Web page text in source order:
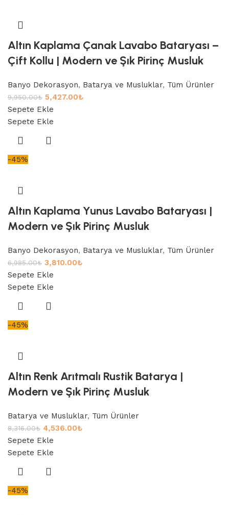
Altın Kaplama Çanak Lavabo Bataryası –
Çift Kollu | Modern ve Şık Pirinç Musluk
Banyo Dekorasyon, Batarya ve Musluklar, Tüm Ürünler
9,950.00₺ 5,427.00₺
Sepete Ekle
Sepete Ekle
-45%
Altın Kaplama Yunus Lavabo Bataryası |
Modern ve Şık Pirinç Musluk
Banyo Dekorasyon, Batarya ve Musluklar, Tüm Ürünler
6,985.00₺ 3,810.00₺
Sepete Ekle
Sepete Ekle
-45%
Altın Renk Arıtmalı Rustik Batarya |
Modern ve Şık Pirinç Musluk
Batarya ve Musluklar, Tüm Ürünler
8,316.00₺ 4,536.00₺
Sepete Ekle
Sepete Ekle
-45%